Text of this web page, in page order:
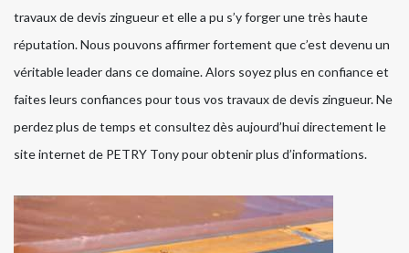
travaux de devis zingueur et elle a pu s’y forger une très haute
réputation. Nous pouvons affirmer fortement que c’est devenu un
véritable leader dans ce domaine. Alors soyez plus en confiance et
faites leurs confiances pour tous vos travaux de devis zingueur. Ne
perdez plus de temps et consultez dès aujourd’hui directement le
site internet de PETRY Tony pour obtenir plus d’informations.